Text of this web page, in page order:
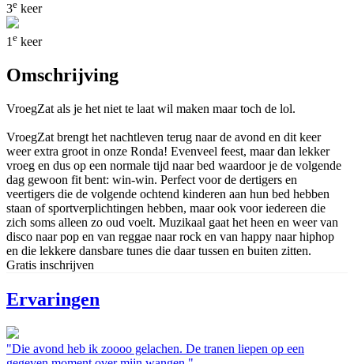
3e keer
1 e keer
Omschrijving
VroegZat als je het niet te laat wil maken maar toch de lol.
VroegZat brengt het nachtleven terug naar de avond en dit keer
weer extra groot in onze Ronda! Evenveel feest, maar dan lekker
vroeg en dus op een normale tijd naar bed waardoor je de volgende
dag gewoon fit bent: win-win. Perfect voor de dertigers en
veertigers die de volgende ochtend kinderen aan hun bed hebben
staan of sportverplichtingen hebben, maar ook voor iedereen die
zich soms alleen zo oud voelt. Muzikaal gaat het heen en weer van
disco naar pop en van reggae naar rock en van happy naar hiphop
en die lekkere dansbare tunes die daar tussen en buiten zitten.
Gratis inschrijven
Ervaringen
"Die avond heb ik zoooo gelachen. De tranen liepen op een